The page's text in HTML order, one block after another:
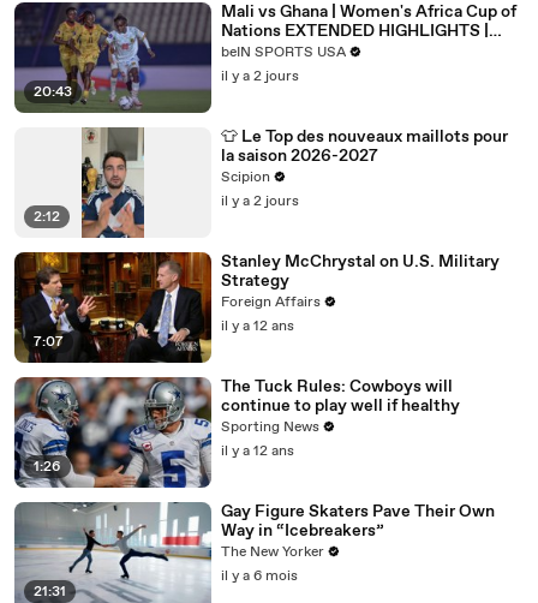
20:43
Mali vs Ghana | Women's Africa Cup of
Nations EXTENDED HIGHLIGHTS |
08/06/2026 | bien SPORTS USA
beIN SPORTS USA
il y a 2 jours
2:12
👕 Le Top des nouveaux maillots pour
la saison 2026-2027
Scipion
il y a 2 jours
7:07
Stanley McChrystal on U.S. Military
Strategy
Foreign Affairs
il y a 12 ans
1:26
The Tuck Rules: Cowboys will
continue to play well if healthy
Sporting News
il y a 12 ans
21:31
Gay Figure Skaters Pave Their Own
Way in “Icebreakers”
The New Yorker
il y a 6 mois